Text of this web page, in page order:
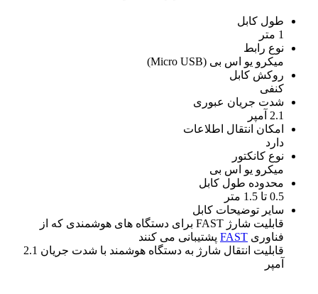
طول کابل
1 متر
نوع رابط
میکرو یو اس بی (Micro USB)
روکش کابل
کنفی
شدت جریان عبوری
2.1 آمپر
امکان انتقال اطلاعات
دارد
نوع کانکتور
میکرو یو اس بی
محدوده طول کابل
0.5 تا 1.5 متر
سایر توضیحات کابل
قابلیت شارژ FAST برای دستگاه های هوشمندی که از
فناوری FAST پشتیبانی می کنند
قابلیت انتقال شارژ به دستگاه هوشمند با شدت جریان 2.1
آمپر